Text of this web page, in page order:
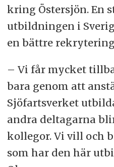
kring Östersjön. En
utbildningen i
en bättre
– Vi får mycket
bara genom att
Sjöfartsverket
andra deltagarna
kollegor. Vi vill och
som har den här